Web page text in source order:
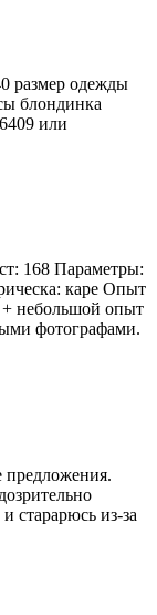
размер одежды
блондинка
или
168 Параметры:
каре Опыт
+ небольшой опыт
фотографами.
старарюсь из-за